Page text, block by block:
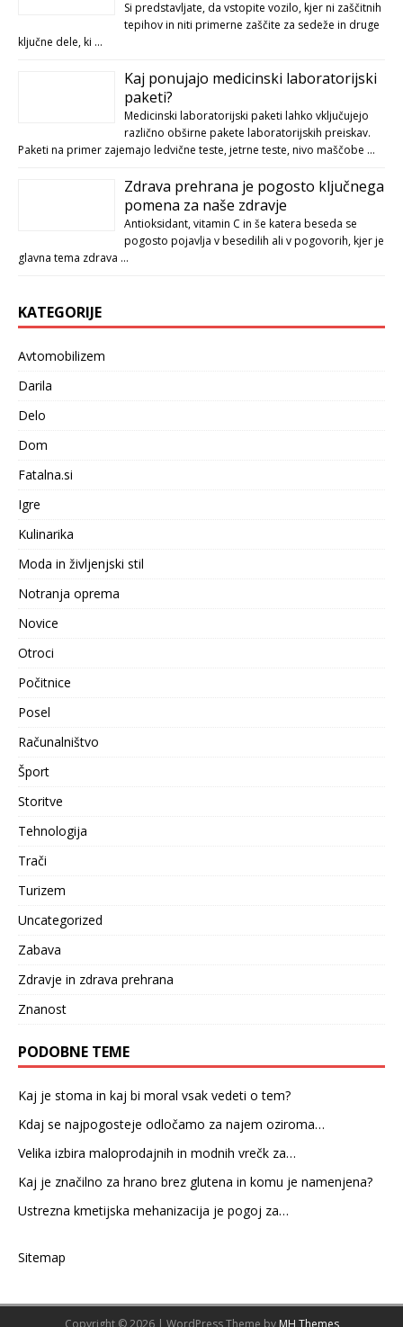
Si predstavljate, da vstopite vozilo, kjer ni zaščitnih
tepihov in niti primerne zaščite za sedeže in druge
ključne dele, ki …
Kaj ponujajo medicinski laboratorijski
paketi?
Medicinski laboratorijski paketi lahko vključujejo
različno obširne pakete laboratorijskih preiskav.
Paketi na primer zajemajo ledvične teste, jetrne teste, nivo maščobe …
Zdrava prehrana je pogosto ključnega
pomena za naše zdravje
Antioksidant, vitamin C in še katera beseda se
pogosto pojavlja v besedilih ali v pogovorih, kjer je
glavna tema zdrava …
KATEGORIJE
Avtomobilizem
Darila
Delo
Dom
Fatalna.si
Igre
Kulinarika
Moda in življenjski stil
Notranja oprema
Novice
Otroci
Počitnice
Posel
Računalništvo
Šport
Storitve
Tehnologija
Trači
Turizem
Uncategorized
Zabava
Zdravje in zdrava prehrana
Znanost
PODOBNE TEME
Kaj je stoma in kaj bi moral vsak vedeti o tem?
Kdaj se najpogosteje odločamo za najem oziroma…
Velika izbira maloprodajnih in modnih vrečk za…
Kaj je značilno za hrano brez glutena in komu je namenjena?
Ustrezna kmetijska mehanizacija je pogoj za…
Sitemap
Copyright © 2026 | WordPress Theme by MH Themes